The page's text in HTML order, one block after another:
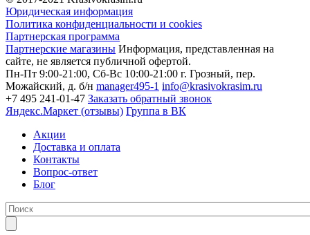
Юридическая информация
Политика конфиденциальности и cookies
Партнерская программа
Партнерские магазины Информация, представленная на
сайте, не является публичной офертой.
Пн-Пт 9:00-21:00, Сб-Вс 10:00-21:00 г. Грозный, пер.
Можайский, д. б/н manager495-1 info@krasivokrasim.ru
+7 495 241-01-47 Заказать обратный звонок
Яндекс.Маркет (отзывы) Группа в ВК
Акции
Доставка и оплата
Контакты
Вопрос-ответ
Блог